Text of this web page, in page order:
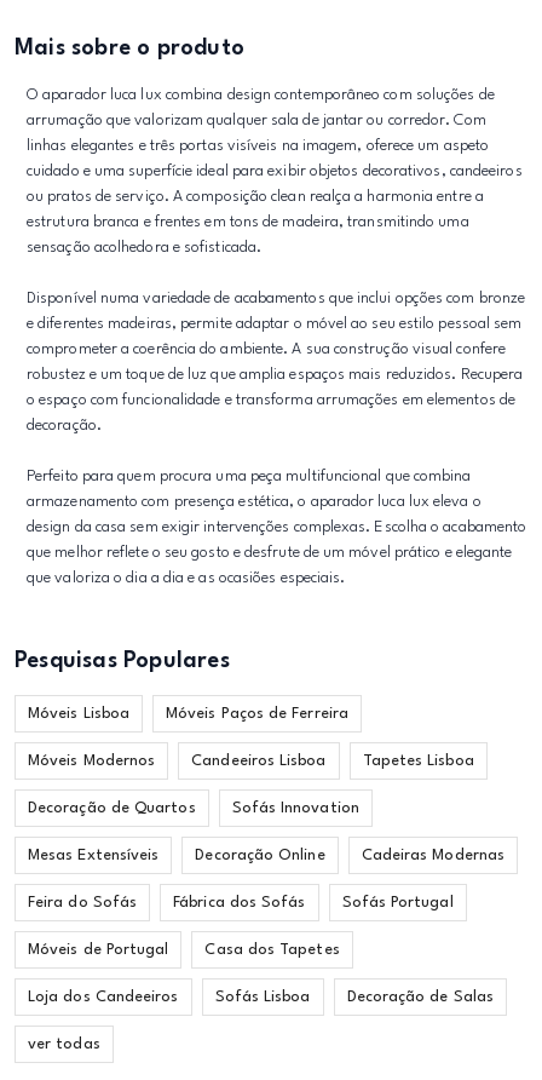
Mais sobre o produto
O aparador luca lux combina design contemporâneo com soluções de
arrumação que valorizam qualquer sala de jantar ou corredor. Com
linhas elegantes e três portas visíveis na imagem, oferece um aspeto
cuidado e uma superfície ideal para exibir objetos decorativos, candeeiros
ou pratos de serviço. A composição clean realça a harmonia entre a
estrutura branca e frentes em tons de madeira, transmitindo uma
sensação acolhedora e sofisticada.
Disponível numa variedade de acabamentos que inclui opções com bronze
e diferentes madeiras, permite adaptar o móvel ao seu estilo pessoal sem
comprometer a coerência do ambiente. A sua construção visual confere
robustez e um toque de luz que amplia espaços mais reduzidos. Recupera
o espaço com funcionalidade e transforma arrumações em elementos de
decoração.
Perfeito para quem procura uma peça multifuncional que combina
armazenamento com presença estética, o aparador luca lux eleva o
design da casa sem exigir intervenções complexas. Escolha o acabamento
que melhor reflete o seu gosto e desfrute de um móvel prático e elegante
que valoriza o dia a dia e as ocasiões especiais.
Pesquisas Populares
Móveis Lisboa Móveis Paços de Ferreira
Móveis Modernos Candeeiros Lisboa Tapetes Lisboa
Decoração de Quartos Sofás Innovation
Mesas Extensíveis Decoração Online Cadeiras Modernas
Feira do Sofás Fábrica dos Sofás Sofás Portugal
Móveis de Portugal Casa dos Tapetes
Loja dos Candeeiros Sofás Lisboa Decoração de Salas
ver todas